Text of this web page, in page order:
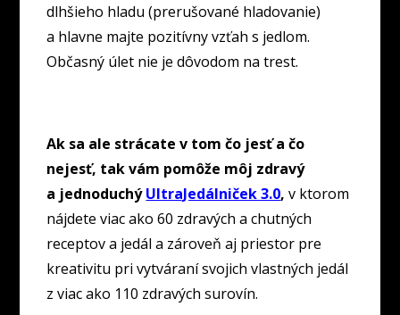
dlhšieho hladu (prerušované hladovanie)
a hlavne majte pozitívny vzťah s jedlom.
Občasný úlet nie je dôvodom na trest.
Ak sa ale strácate v tom čo jesť a čo
nejesť, tak vám pomôže môj zdravý
a jednoduchýUltraJedálniček 3.0, v ktorom
nájdete viac ako 60 zdravých a chutných
receptov a jedál a zároveň aj priestor pre
kreativitu pri vytváraní svojich vlastných jedál
z viac ako 110 zdravých surovín.